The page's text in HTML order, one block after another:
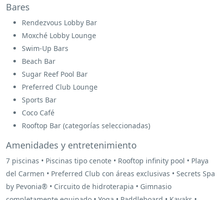
Bares
Rendezvous Lobby Bar
Moxché Lobby Lounge
Swim-Up Bars
Beach Bar
Sugar Reef Pool Bar
Preferred Club Lounge
Sports Bar
Coco Café
Rooftop Bar (categorías seleccionadas)
Amenidades y entretenimiento
7 piscinas • Piscinas tipo cenote • Rooftop infinity pool • Playa
del Carmen • Preferred Club con áreas exclusivas • Secrets Spa
by Pevonia® • Circuito de hidroterapia • Gimnasio